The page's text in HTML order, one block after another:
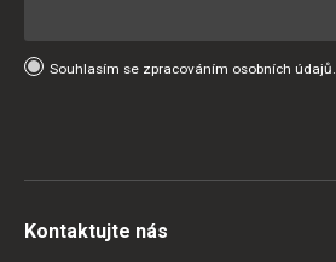
Souhlasím se zpracováním osobních údajů.
Kontaktujte nás